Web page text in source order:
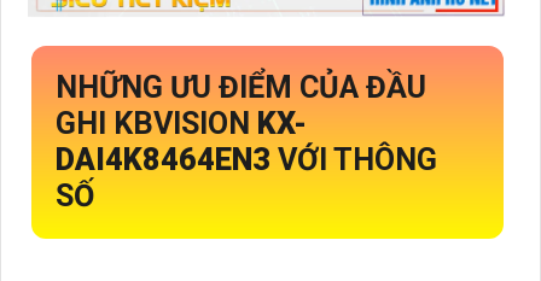
NHỮNG ƯU ĐIỂM CỦA ĐẦU
GHI KBVISION KX-
DAI4K8464EN3 VỚI THÔNG
SỐ